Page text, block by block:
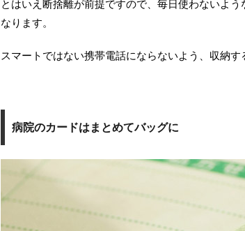
とはいえ断捨離が前提ですので、毎日使わないよ
なります。
スマートではない携帯電話にならないよう、収納す
病院のカードはまとめてバッグに